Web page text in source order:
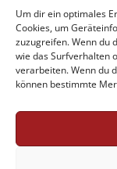
Um dir ein optimales
Cookies, um
zuzugreifen. Wenn du
wie das Surfverhalten
verarbeiten. Wenn du
können bestimmte